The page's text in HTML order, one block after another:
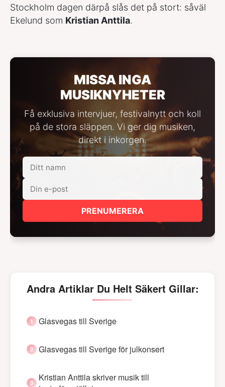
Stockholm dagen därpå slås det på stort: såväl
Ekelund som Kristian Anttila.
MISSA INGA
MUSIKNYHETER
Få exklusiva intervjuer, festivalnytt och koll
på de stora släppen. Vi ger dig musiken,
direkt i inkorgen.
PRENUMERERA
Andra Artiklar Du Helt Säkert Gillar:
Glasvegas till Sverige
Glasvegas till Sverige för julkonsert
Kristian Anttila skriver musik till